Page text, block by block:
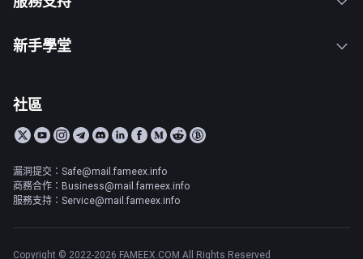
新手學堂
社區
漏洞提交：Safe@mail.fameex.info
商務合作：Business@mail.fameex.info
服務支持：Service@mail.fameex.info
Copyright © 2022-2026 FAMEEX.COM All Rights Reserved